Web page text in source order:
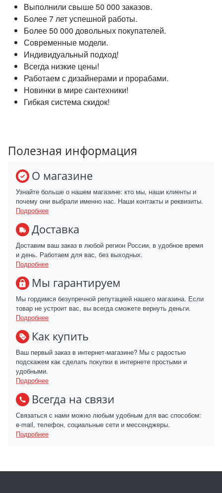
Выполнили свыше 50 000 заказов.
Более 7 лет успешной работы.
Более 50 000 довольных покупателей.
Современные модели.
Индивидуальный подход!
Всегда низкие цены!
Работаем с дизайнерами и прорабами.
Новинки в мире сантехники!
Гибкая система скидок!
Полезная информация
О магазине
Узнайте больше о нашем магазине: кто мы, наши клиенты и
почему они выбрали именно нас. Наши контакты и реквизиты.
Подробнее
Доставка
Доставим ваш заказ в любой регион России, в удобное время
и день. Работаем для вас, без выходных.
Подробнее
Мы гарантируем
Мы гордимся безупречной репутацией нашего магазина. Если
товар не устроит вас, вы всегда сможете вернуть деньги.
Подробнее
Как купить
Ваш первый заказ в интернет-магазине? Мы с радостью
подскажем как сделать покупки в интернете простыми и
удобными.
Подробнее
Всегда на связи
Связаться с нами можно любым удобным для вас способом:
e-mail, телефон, социальные сети и мессенджеры.
Подробнее